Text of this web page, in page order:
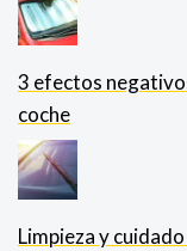
3 efectos
coche
Limpieza y